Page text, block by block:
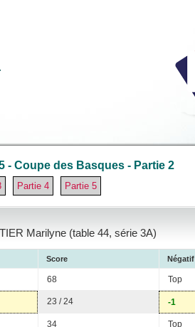
- Coupe des Basques - Partie 2
Partie 4 Partie 5
Marilyne (table 44, série 3A)
Score Négatif
68 Top
23 / 24 -1
34 Top